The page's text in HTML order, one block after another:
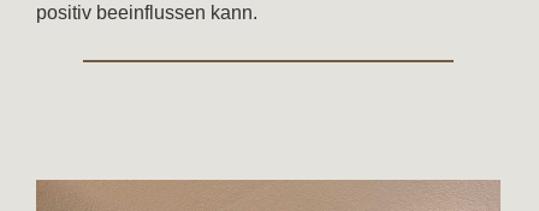
positiv beeinflussen kann.